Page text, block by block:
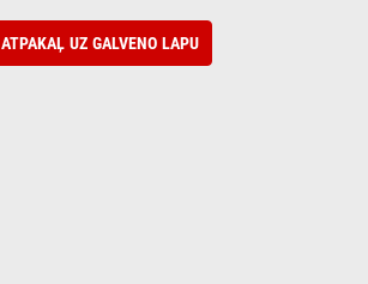
ATPAKAĻ UZ GALVENO LAPU